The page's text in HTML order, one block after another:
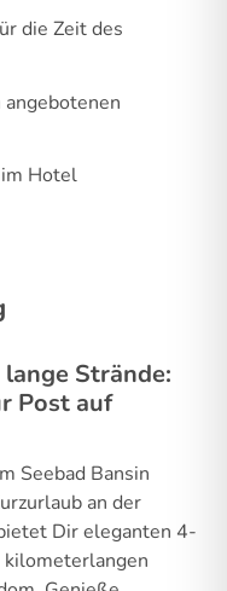
die Zeit des
Hotel
Strände:
Post auf
Seebad Bansin
an der
Dir eleganten 4-
kilometerlangen